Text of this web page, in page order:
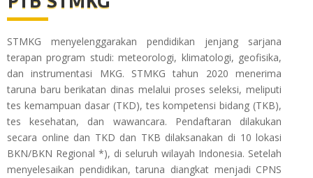
STMKG menyelenggarakan pendidikan jenjang sarjana
terapan program studi: meteorologi, klimatologi, geofisika,
dan instrumentasi MKG. STMKG tahun 2020 menerima
taruna baru berikatan dinas melalui proses seleksi, meliputi
tes kemampuan dasar (TKD), tes kompetensi bidang (TKB),
tes kesehatan, dan wawancara. Pendaftaran dilakukan
secara online dan TKD dan TKB dilaksanakan di 10 lokasi
BKN/BKN Regional *), di seluruh wilayah Indonesia. Setelah
menyelesaikan pendidikan, taruna diangkat menjadi CPNS